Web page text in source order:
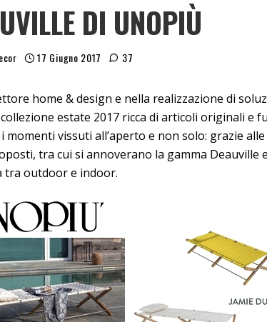
NON PASSA MAI DI MODA?DI UNOPIÙ
17 Giugno 2017 37
home & design e nella realizzazione di
estate 2017 ricca di articoli originali e
vissuti all’aperto e non solo: grazie
tra cui si annoverano la gamma Deauville
tra outdoor e indoor.